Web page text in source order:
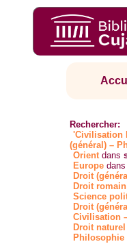
Rechercher:
'Civilisation
(général) –
Orientdans
Europe
Droit
Droit romain
Science
Droit
Civilisation
Droit naturel